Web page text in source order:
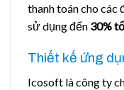
thanh toán cho các
sử dụng đến 30%
Thiết kế ứng
Icosoft là công ty